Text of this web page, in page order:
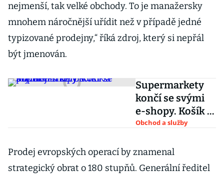
nejmenší, tak velké obchody. To je manažersky
mnohem náročnější uřídit než v případě jedné
typizované prodejny,“ říká zdroj, který si nepřál
být jmenován.
Supermarkety
končí se svými
e-shopy. Košík a
Rohlík jim berou
Obchod a služby
Prodej evropských operací by znamenal
strategický obrat o 180 stupňů. Generální ředitel